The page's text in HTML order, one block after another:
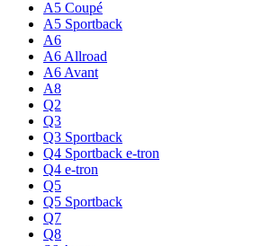
A5 Coupé
A5 Sportback
A6
A6 Allroad
A6 Avant
A8
Q2
Q3
Q3 Sportback
Q4 Sportback e-tron
Q4 e-tron
Q5
Q5 Sportback
Q7
Q8